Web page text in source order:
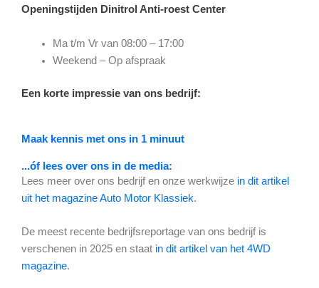
Openingstijden Dinitrol Anti-roest Center
Ma t/m Vr van 08:00 – 17:00
Weekend – Op afspraak
Een korte impressie van ons bedrijf:
Maak kennis met ons in 1 minuut
...óf lees over ons in de media:
Lees meer over ons bedrijf en onze werkwijze in dit artikel
uit het magazine Auto Motor Klassiek.
De meest recente bedrijfsreportage van ons bedrijf is
verschenen in 2025 en staat in dit artikel van het 4WD
magazine.